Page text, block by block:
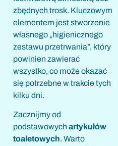
zbędnych trosk. Kluczowym
elementem jest stworzenie
własnego „higienicznego
zestawu przetrwania”, który
powinien zawierać
wszystko, co może okazać
się potrzebne w trakcie tych
kilku dni.
Zacznijmy od
podstawowych artykułów
toaletowych. Warto